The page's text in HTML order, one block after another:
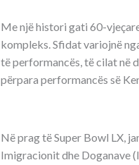
Me një histori gati 60-
kompleks. Sfidat variojnë
të performancës, të cilat në
përpara performancës së
Në prag të Super Bowl LX,
Imigracionit dhe Doganave